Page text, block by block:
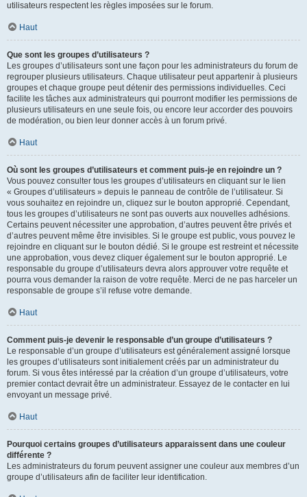
utilisateurs respectent les règles imposées sur le forum.
Haut
Que sont les groupes d’utilisateurs ?
Les groupes d’utilisateurs sont une façon pour les administrateurs du forum de
regrouper plusieurs utilisateurs. Chaque utilisateur peut appartenir à plusieurs
groupes et chaque groupe peut détenir des permissions individuelles. Ceci
facilite les tâches aux administrateurs qui pourront modifier les permissions de
plusieurs utilisateurs en une seule fois, ou encore leur accorder des pouvoirs
de modération, ou bien leur donner accès à un forum privé.
Haut
Où sont les groupes d’utilisateurs et comment puis-je en rejoindre un ?
Vous pouvez consulter tous les groupes d’utilisateurs en cliquant sur le lien
« Groupes d’utilisateurs » depuis le panneau de contrôle de l’utilisateur. Si
vous souhaitez en rejoindre un, cliquez sur le bouton approprié. Cependant,
tous les groupes d’utilisateurs ne sont pas ouverts aux nouvelles adhésions.
Certains peuvent nécessiter une approbation, d’autres peuvent être privés et
d’autres peuvent même être invisibles. Si le groupe est public, vous pouvez le
rejoindre en cliquant sur le bouton dédié. Si le groupe est restreint et nécessite
une approbation, vous devez cliquer également sur le bouton approprié. Le
responsable du groupe d’utilisateurs devra alors approuver votre requête et
pourra vous demander la raison de votre requête. Merci de ne pas harceler un
responsable de groupe s’il refuse votre demande.
Haut
Comment puis-je devenir le responsable d’un groupe d’utilisateurs ?
Le responsable d’un groupe d’utilisateurs est généralement assigné lorsque
les groupes d’utilisateurs sont initialement créés par un administrateur du
forum. Si vous êtes intéressé par la création d’un groupe d’utilisateurs, votre
premier contact devrait être un administrateur. Essayez de le contacter en lui
envoyant un message privé.
Haut
Pourquoi certains groupes d’utilisateurs apparaissent dans une couleur
différente ?
Les administrateurs du forum peuvent assigner une couleur aux membres d’un
groupe d’utilisateurs afin de faciliter leur identification.